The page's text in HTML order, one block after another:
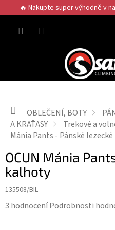
na
obsah
🔥 Nakupte super výhodně v
Domů
OBLEČENÍ, BOTY
A KRAŤASY
Trekové a
Mánia Pants - Pánské
OCUN Mánia
kalhoty
135508/BIL
Průměrné
3 hodnoceníPodrobnosti